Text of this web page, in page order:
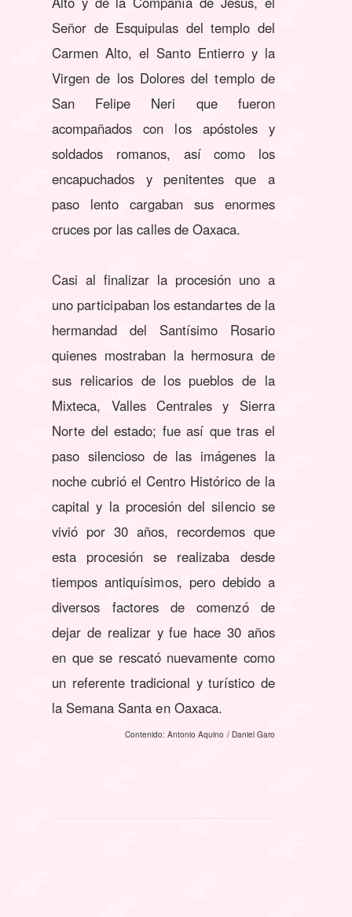
Señor de Esquipulas del templo del
Carmen Alto, el Santo Entierro y la
Virgen de los Dolores del templo de
San Felipe Neri que fueron
acompañados con los apóstoles y
soldados romanos, así como los
encapuchados y penitentes que a
paso lento cargaban sus enormes
cruces por las calles de Oaxaca.
Casi al finalizar la procesión uno a
uno participaban los estandartes de la
hermandad del Santísimo Rosario
quienes mostraban la hermosura de
sus relicarios de los pueblos de la
Mixteca, Valles Centrales y Sierra
Norte del estado; fue así que tras el
paso silencioso de las imágenes la
noche cubrió el Centro Histórico de la
capital y la procesión del silencio se
vivió por 30 años, recordemos que
esta procesión se realizaba desde
tiempos antiquísimos, pero debido a
diversos factores de comenzó de
dejar de realizar y fue hace 30 años
en que se rescató nuevamente como
un referente tradicional y turístico de
la Semana Santa en Oaxaca.
Contenido: Antonio Aquino / Daniel Garo